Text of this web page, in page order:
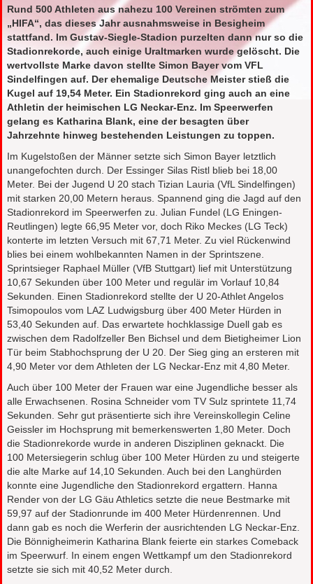
Rund 500 Athleten aus nahezu 100 Vereinen strömten zum
„HIFA“, das dieses Jahr ausnahmsweise in Besigheim
stattfand. Im Gustav-Siegle-Stadion purzelten dann nur so die
Stadionrekorde, auch einige Uraltmarken wurde gelöscht. Die
wertvollste Marke davon stellte Simon Bayer vom VFL
Sindelfingen auf. Der ehemalige Deutsche Meister stieß die
Kugel auf 19,54 Meter. Ein Stadionrekord ging auch an eine
Athletin der heimischen LG Neckar-Enz. Im Speerwerfen
gelang es Katharina Blank, eine der besagten über
Jahrzehnte hinweg bestehenden Leistungen zu toppen.
Im Kugelstoßen der Männer setzte sich Simon Bayer letztlich
unangefochten durch. Der Essinger Silas Ristl blieb bei 18,00
Meter. Bei der Jugend U 20 stach Tizian Lauria (VfL Sindelfingen)
mit starken 20,00 Metern heraus. Spannend ging die Jagd auf den
Stadionrekord im Speerwerfen zu. Julian Fundel (LG Eningen-
Reutlingen) legte 66,95 Meter vor, doch Riko Meckes (LG Teck)
konterte im letzten Versuch mit 67,71 Meter. Zu viel Rückenwind
blies bei einem wohlbekannten Namen in der Sprintszene.
Sprintsieger Raphael Müller (VfB Stuttgart) lief mit Unterstützung
10,67 Sekunden über 100 Meter und regulär im Vorlauf 10,84
Sekunden. Einen Stadionrekord stellte der U 20-Athlet Angelos
Tsimopoulos vom LAZ Ludwigsburg über 400 Meter Hürden in
53,40 Sekunden auf. Das erwartete hochklassige Duell gab es
zwischen dem Radolfzeller Ben Bichsel und dem Bietigheimer Lion
Tür beim Stabhochsprung der U 20. Der Sieg ging an ersteren mit
4,90 Meter vor dem Athleten der LG Neckar-Enz mit 4,80 Meter.
Auch über 100 Meter der Frauen war eine Jugendliche besser als
alle Erwachsenen. Rosina Schneider vom TV Sulz sprintete 11,74
Sekunden. Sehr gut präsentierte sich ihre Vereinskollegin Celine
Geissler im Hochsprung mit bemerkenswerten 1,80 Meter. Doch
die Stadionrekorde wurde in anderen Disziplinen geknackt. Die
100 Metersiegerin schlug über 100 Meter Hürden zu und steigerte
die alte Marke auf 14,10 Sekunden. Auch bei den Langhürden
konnte eine Jugendliche den Stadionrekord ergattern. Hanna
Render von der LG Gäu Athletics setzte die neue Bestmarke mit
59,97 auf der Stadionrunde im 400 Meter Hürdenrennen. Und
dann gab es noch die Werferin der ausrichtenden LG Neckar-Enz.
Die Bönnigheimerin Katharina Blank feierte ein starkes Comeback
im Speerwurf. In einem engen Wettkampf um den Stadionrekord
setzte sie sich mit 40,52 Meter durch.